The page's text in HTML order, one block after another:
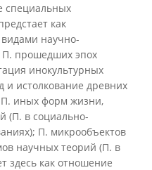
специальных
как
научно-
П. прошедших эпох
инокультурных
и истолкование древних
П. иных форм жизни,
(П. в социально-
П. микрообъектов
научных теорий (П. в
здесь как отношение